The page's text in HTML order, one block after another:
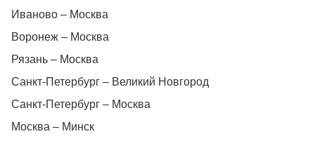
Иваново – Москва
Воронеж – Москва
Рязань – Москва
Санкт-Петербург – Великий Новгород
Санкт-Петербург – Москва
Москва – Минск